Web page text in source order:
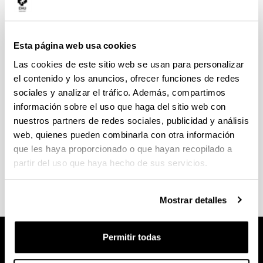
Esta página web usa cookies
Las cookies de este sitio web se usan para personalizar
el contenido y los anuncios, ofrecer funciones de redes
sociales y analizar el tráfico. Además, compartimos
información sobre el uso que haga del sitio web con
nuestros partners de redes sociales, publicidad y análisis
web, quienes pueden combinarla con otra información
que les haya proporcionado o que hayan recopilado a
partir del uso que haya hecho de sus servicios.
Mostrar detalles
Permitir todas
Te ofrecemos la posibilidad de realizar estancias en
universidades españolas y extranjeras, un curso
reconocimiento de sus estudios:
SICUE, en las principales universidades del
Estado español
Erasmus+, en universidades europeas
UPV/EHU-AL, en universidades de América del
Sur y Central
Descubre losdestinos, requisitos y ayudasen la
web tu centro.